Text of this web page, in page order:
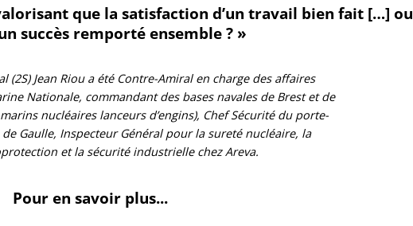
que la satisfaction d’un travail bien fait […] ou
succès remporté ensemble ? »
(2S) Jean Riou a été Contre-Amiral en charge des affaires
Nationale, commandant des bases navales de Brest et de
nucléaires lanceurs d’engins), Chef Sécurité du porte-
de Gaulle, Inspecteur Général pour la sureté nucléaire, la
et la sécurité industrielle chez Areva.
Pour en savoir plus...